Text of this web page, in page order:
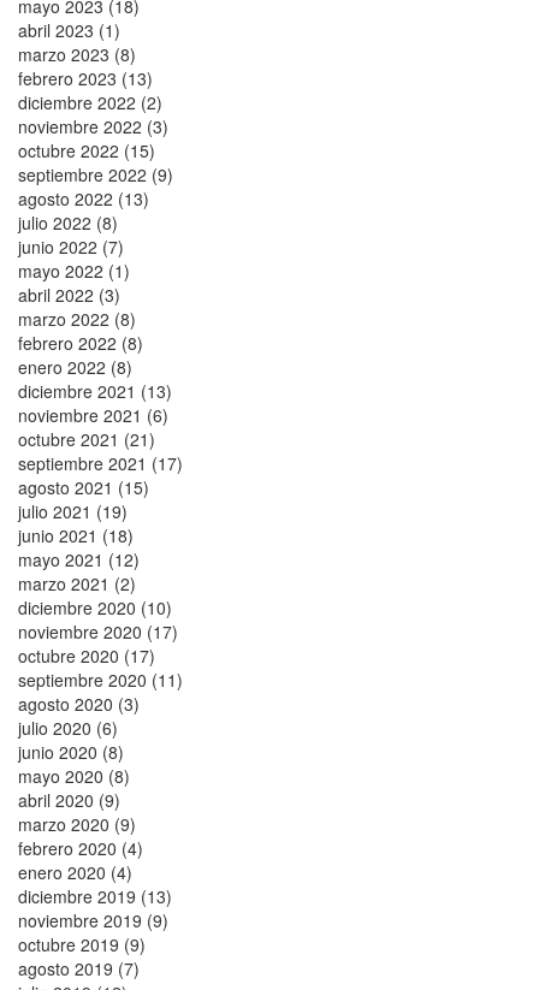
mayo 2023 (18)
abril 2023 (1)
marzo 2023 (8)
febrero 2023 (13)
diciembre 2022 (2)
noviembre 2022 (3)
octubre 2022 (15)
septiembre 2022 (9)
agosto 2022 (13)
julio 2022 (8)
junio 2022 (7)
mayo 2022 (1)
abril 2022 (3)
marzo 2022 (8)
febrero 2022 (8)
enero 2022 (8)
diciembre 2021 (13)
noviembre 2021 (6)
octubre 2021 (21)
septiembre 2021 (17)
agosto 2021 (15)
julio 2021 (19)
junio 2021 (18)
mayo 2021 (12)
marzo 2021 (2)
diciembre 2020 (10)
noviembre 2020 (17)
octubre 2020 (17)
septiembre 2020 (11)
agosto 2020 (3)
julio 2020 (6)
junio 2020 (8)
mayo 2020 (8)
abril 2020 (9)
marzo 2020 (9)
febrero 2020 (4)
enero 2020 (4)
diciembre 2019 (13)
noviembre 2019 (9)
octubre 2019 (9)
agosto 2019 (7)